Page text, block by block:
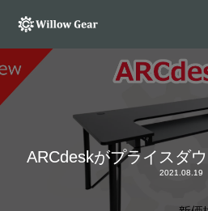
ARCdeskがプライスダ
2021.08.19